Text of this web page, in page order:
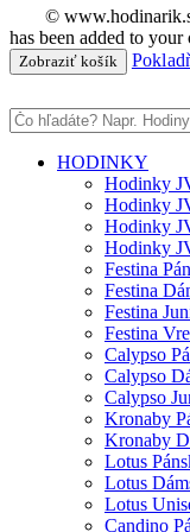
©
has been added to your
Zobraziť košík
HODINKY
Hodinky
Hodinky
Hodinky
Hodinky
Festina
Festina
Festina
Festina
Calypso
Calypso
Calypso
Kronaby
Kronaby
Lotus
Lotus
Lotus
Candino